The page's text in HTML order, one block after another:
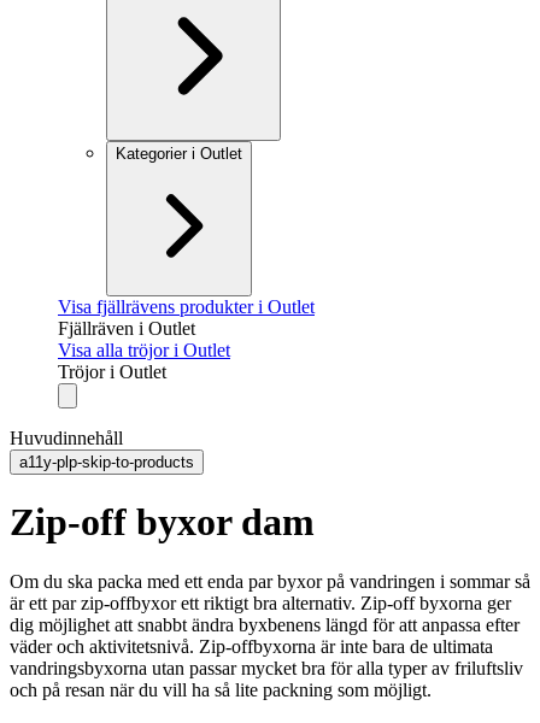
Kategorier i Outlet
Visa fjällrävens produkter i Outlet
Fjällräven i Outlet
Visa alla tröjor i Outlet
Tröjor i Outlet
Huvudinnehåll
a11y-plp-skip-to-products
Zip-off byxor dam
Om du ska packa med ett enda par byxor på vandringen i sommar så
är ett par zip-offbyxor ett riktigt bra alternativ. Zip-off byxorna ger
dig möjlighet att snabbt ändra byxbenens längd för att anpassa efter
väder och aktivitetsnivå. Zip-offbyxorna är inte bara de ultimata
vandringsbyxorna utan passar mycket bra för alla typer av friluftsliv
och på resan när du vill ha så lite packning som möjligt.